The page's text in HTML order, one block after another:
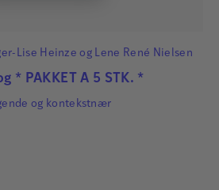
Lise Heinze og Lene René Nielsen
* PAKKET A 5 STK. *
og kontekstnær